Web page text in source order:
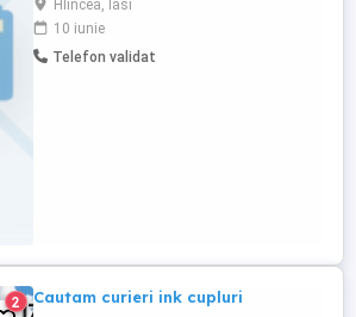
CUI: 47690853, angajează: -Muncitor
necalificat la spargerea si taierea
materialelor de constructii, cod COR
Hlincea, Iasi
10 iunie
Telefon validat
2 Cautam curieri ink cupluri